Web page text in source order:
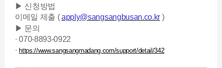
▶ 신청방법
이메일 제출 ( apply@sangsangbusan.co.kr)
▶ 문의
· 070-8893-0922
· https://www.sangsangmadang.com/support/detail/342